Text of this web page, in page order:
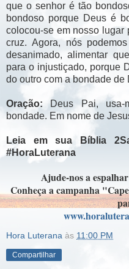
que o senhor é tão
bondoso porque Deus é
colocou-se em nosso lugar
cruz. Agora, nós
desanimado, alimentar
para o injustiçado, porque
do outro com a bondade de
Oração: Deus Pai, usa-
bondade. Em nome de
Leia em sua Bíblia
#HoraLuterana
Ajude-nos a
Conheça a campanha
Hora Luterana às 11:00 PM
Compartilhar